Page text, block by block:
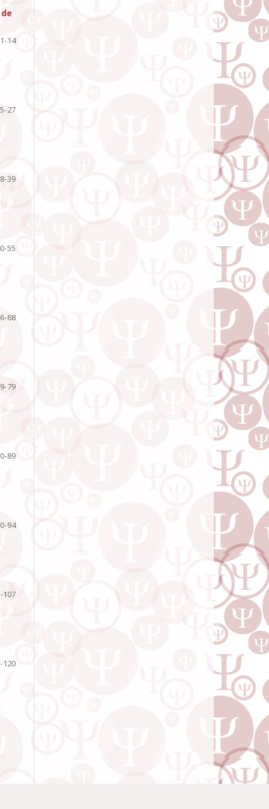
1-14
27
39
55
68
79
89
94
107
120